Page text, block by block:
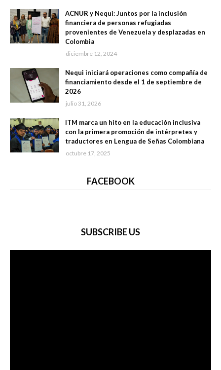
ACNUR y Nequi: Juntos por la inclusión
financiera de personas refugiadas
provenientes de Venezuela y desplazadas en
Colombia
diciembre 12, 2024
Nequi iniciará operaciones como compañía de
financiamiento desde el 1 de septiembre de
2026
julio 31, 2026
ITM marca un hito en la educación inclusiva
con la primera promoción de intérpretes y
traductores en Lengua de Señas Colombiana
octubre 17, 2025
FACEBOOK
SUBSCRIBE US